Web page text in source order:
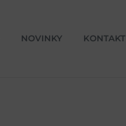
NOVINKY KONTAKT